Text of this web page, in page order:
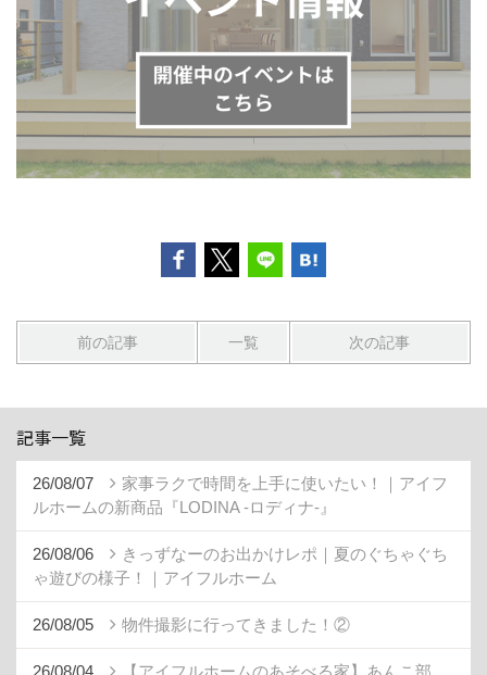
前の記事 一覧 次の記事
記事一覧
26/08/07
家事ラクで時間を上手に使いたい！｜アイフ
ルホームの新商品『LODINA -ロディナ-』
26/08/06
きっずなーのお出かけレポ｜夏のぐちゃぐち
ゃ遊びの様子！｜アイフルホーム
26/08/05 物件撮影に行ってきました！②
26/08/04
【アイフルホームのあそべる家】あんこ部